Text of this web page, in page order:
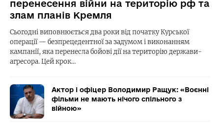
перенесення війни на територію рф та
злам планів Кремля
Сьогодні виповнюється два роки від початку Курської
операції — безпрецедентної за задумом і виконанням
кампанії, яка перенесла бойові дії на територію держави-
агресора. Цей крок…
Актор і офіцер Володимир Ращук: «Воєнні
фільми не мають нічого спільного з
війною»